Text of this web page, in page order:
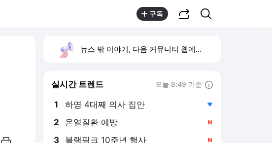
구독
뉴스 밖 이야기, 다음 커뮤니티 웹에서 보기
실시간 트렌드 오늘 8:49 기준
1 하영 4대째 의사 집안
2 온열질환 예방